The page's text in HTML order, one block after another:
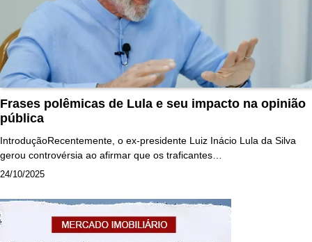
Frases polêmicas de Lula e seu impacto na opinião
pública
IntroduçãoRecentemente, o ex-presidente Luiz Inácio Lula da Silva
gerou controvérsia ao afirmar que os traficantes…
24/10/2025